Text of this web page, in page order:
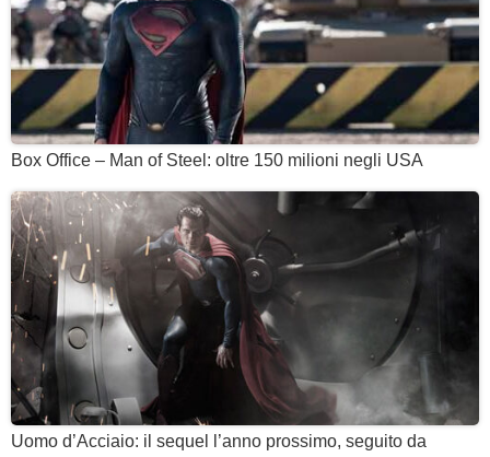
Box Office – Man of Steel: oltre 150 milioni negli USA
Uomo d’Acciaio: il sequel l’anno prossimo, seguito da